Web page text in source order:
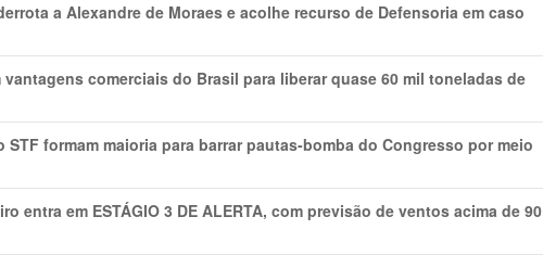
a Alexandre de Moraes e acolhe recurso de Defensoria em caso
vantagens comerciais do Brasil para liberar quase 60 mil toneladas de
STF formam maioria para barrar pautas-bomba do Congresso por meio
entra em ESTÁGIO 3 DE ALERTA, com previsão de ventos acima de 90